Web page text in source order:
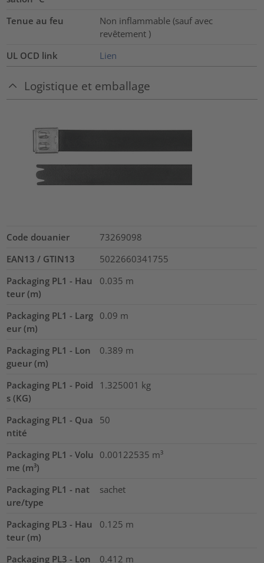
Tenue au feu
Non inflammable (sauf avec
revêtement )
UL OCD link
Lien
Logistique et emballage
Code douanier
73269098
EAN13 / GTIN13
5022660341755
Packaging PL1 - Hau
teur (m)
0.035 m
Packaging PL1 - Larg
eur (m)
0.09 m
Packaging PL1 - Lon
gueur (m)
0.389 m
Packaging PL1 - Poid
s (KG)
1.325001 kg
Packaging PL1 - Qua
ntité
50
Packaging PL1 - Volu
me (m³)
0.00122535 m³
Packaging PL1 - nat
ure/type
sachet
Packaging PL3 - Hau
teur (m)
0.125 m
Packaging PL3 - Lon
0.412 m